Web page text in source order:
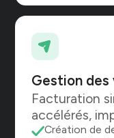
Gestion des
Facturation
accélérés,
Création de